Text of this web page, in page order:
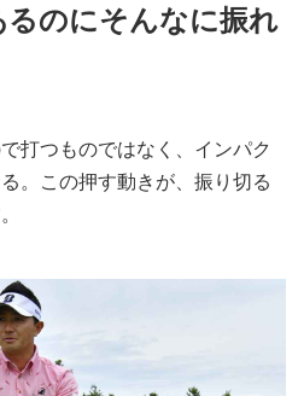
のにそんなに振れ
打つものではなく、インパク
。この押す動きが、振り切る